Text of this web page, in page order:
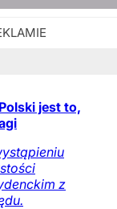
jest to,
z